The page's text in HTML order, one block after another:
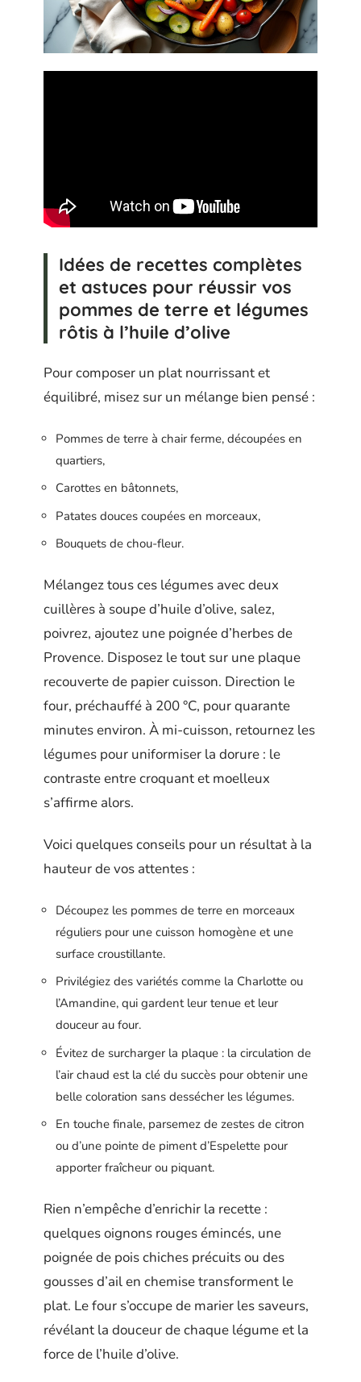
Idées de recettes complètes
et astuces pour réussir vos
pommes de terre et légumes
rôtis à l’huile d’olive
Pour composer un plat nourrissant et
équilibré, misez sur un mélange bien pensé :
Pommes de terre à chair ferme, découpées en
quartiers,
Carottes en bâtonnets,
Patates douces coupées en morceaux,
Bouquets de chou-fleur.
Mélangez tous ces légumes avec deux
cuillères à soupe d’huile d’olive, salez,
poivrez, ajoutez une poignée d’herbes de
Provence. Disposez le tout sur une plaque
recouverte de papier cuisson. Direction le
four, préchauffé à 200 °C, pour quarante
minutes environ. À mi-cuisson, retournez les
légumes pour uniformiser la dorure : le
contraste entre croquant et moelleux
s’affirme alors.
Voici quelques conseils pour un résultat à la
hauteur de vos attentes :
Découpez les pommes de terre en morceaux
réguliers pour une cuisson homogène et une
surface croustillante.
Privilégiez des variétés comme la Charlotte ou
l’Amandine, qui gardent leur tenue et leur
douceur au four.
Évitez de surcharger la plaque : la circulation de
l’air chaud est la clé du succès pour obtenir une
belle coloration sans dessécher les légumes.
En touche finale, parsemez de zestes de citron
ou d’une pointe de piment d’Espelette pour
apporter fraîcheur ou piquant.
Rien n’empêche d’enrichir la recette :
quelques oignons rouges émincés, une
poignée de pois chiches précuits ou des
gousses d’ail en chemise transforment le
plat. Le four s’occupe de marier les saveurs,
révélant la douceur de chaque légume et la
force de l’huile d’olive.